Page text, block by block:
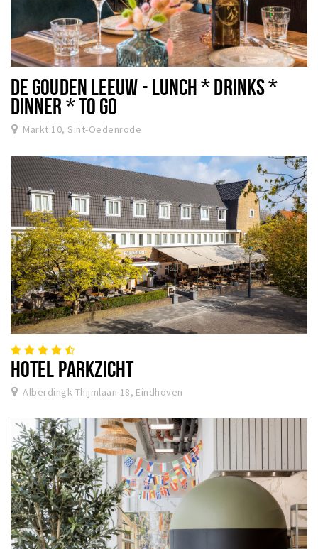
DE GOUDEN LEEUW - LUNCH * DRINKS *
DINNER * TO GO
Markt 10, Sint-Oedenrode
HOTEL PARKZICHT
Alberdingk Thijmlaan 18, Eindhoven